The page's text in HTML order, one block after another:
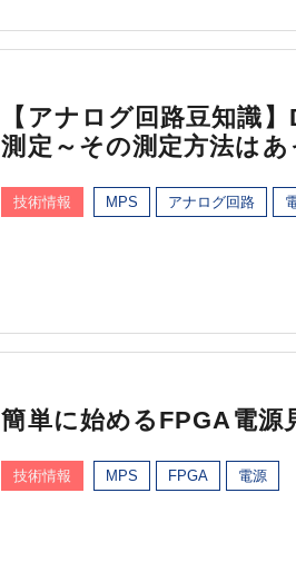
【アナログ回路豆知識
測定～その測定方法は
技術情報 MPS アナログ回路
簡単に始めるFPGA電源
技術情報 MPS FPGA 電源